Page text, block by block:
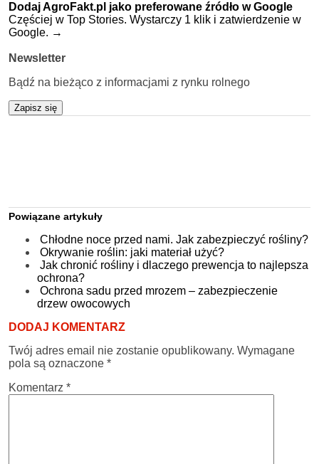
Dodaj AgroFakt.pl jako preferowane źródło w Google
Częściej w Top Stories. Wystarczy 1 klik i zatwierdzenie w
Google. →
Newsletter
Bądź na bieżąco z informacjami z rynku rolnego
Zapisz się
Powiązane artykuły
Chłodne noce przed nami. Jak zabezpieczyć rośliny?
Okrywanie roślin: jaki materiał użyć?
Jak chronić rośliny i dlaczego prewencja to najlepsza
ochrona?
Ochrona sadu przed mrozem – zabezpieczenie
drzew owocowych
DODAJ KOMENTARZ
Twój adres email nie zostanie opublikowany. Wymagane
pola są oznaczone *
Komentarz *